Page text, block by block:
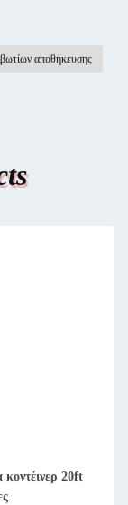
αποθήκευσης